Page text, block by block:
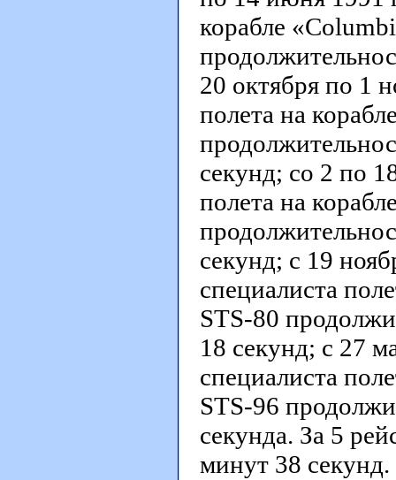
корабле
20 октября по 1
полета на
секунд; со 2 по
полета на
секунд; с 19
специалиста
STS-80
18 секунд; с 27
специалиста
STS-96
секунда. За 5
минут 38 секунд.